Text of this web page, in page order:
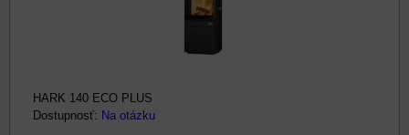
HARK 140 ECO PLUS
Dostupnosť: Na otázku